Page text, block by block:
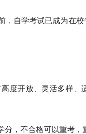
自学考试已成为在
度开放、灵活多样
，不合格可以重考，